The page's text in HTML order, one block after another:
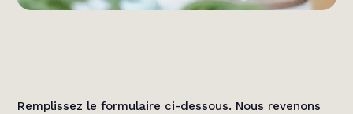
Remplissez le formulaire ci-dessous. Nous revenons